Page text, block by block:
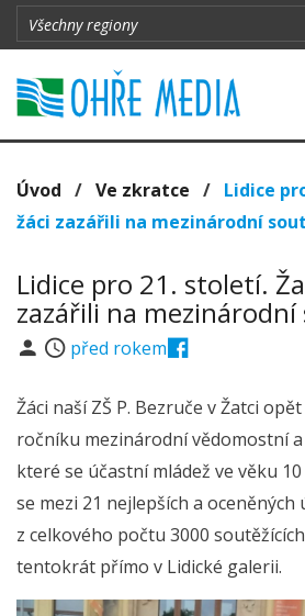
Úvod / Ve zkratce / Lidice
žáci zazářili na mezinárodní
Lidice pro 21. století.
zazářili na mezinárodní
před rokem
Žáci naší ZŠ P. Bezruče v Žatci
ročníku mezinárodní vědomostní
které se účastní mládež ve věku
se mezi 21 nejlepších a oceněných
z celkového počtu 3000
tentokrát přímo v Lidické galerii.